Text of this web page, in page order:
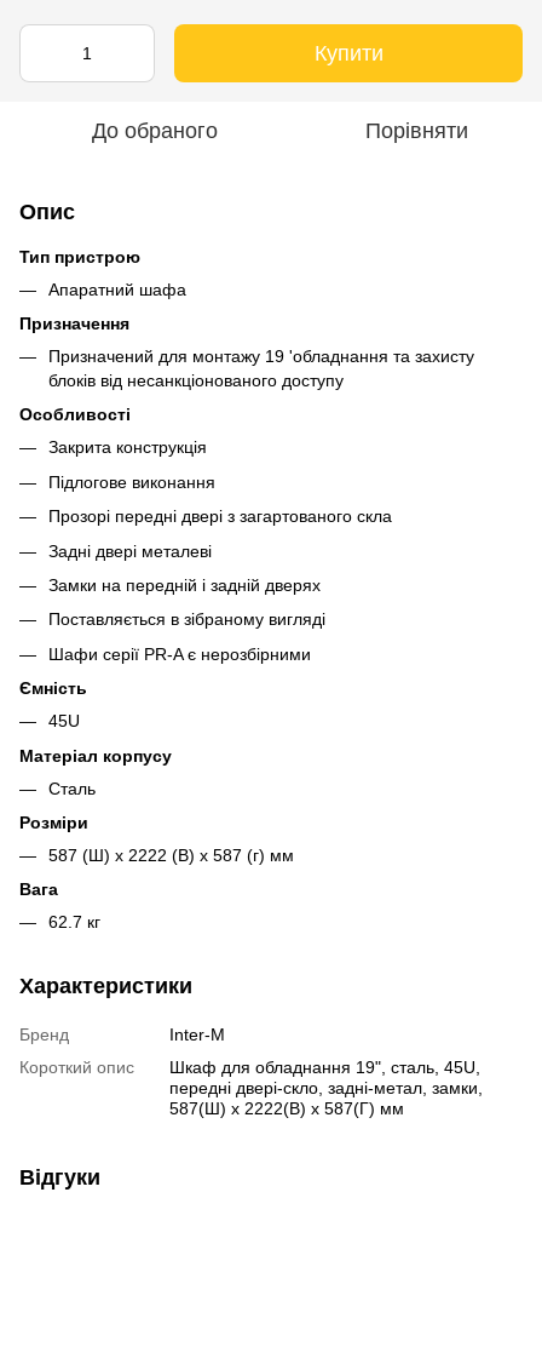
Купити
До обраного Порівняти
Опис
Тип пристрою
Апаратний шафа
Призначення
Призначений для монтажу 19 'обладнання та захисту
блоків від несанкціонованого доступу
Особливості
Закрита конструкція
Підлогове виконання
Прозорі передні двері з загартованого скла
Задні двері металеві
Замки на передній і задній дверях
Поставляється в зібраному вигляді
Шафи серії РR-A є нерозбірними
Ємність
45U
Матеріал корпусу
Сталь
Розміри
587 (Ш) х 2222 (В) х 587 (г) мм
Вага
62.7 кг
Характеристики
Бренд
Inter-M
Короткий опис
Шкаф для обладнання 19", сталь, 45U,
передні двері-скло, задні-метал, замки,
587(Ш) х 2222(В) х 587(Г) мм
Відгуки